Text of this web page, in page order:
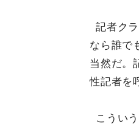
記者ク
なら誰で
当然だ。
性記者を
こうい